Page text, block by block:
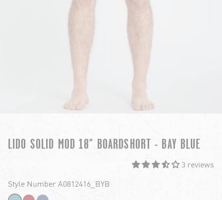
LIDO SOLID MOD 18" BOARDSHORT - BAY BLUE
3 reviews
Style Number A0812416_BYB